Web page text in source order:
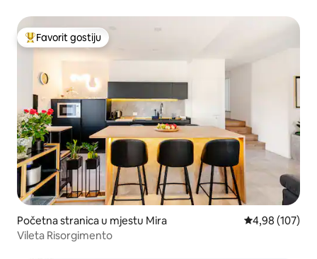
Glavni favorit gostiju
Favorit gostiju
Početna stranica u mjestu Mira prosječna
4,98 (107)
Vileta Risorgimento